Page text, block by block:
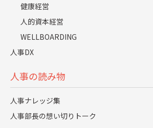
健康経営
人的資本経営
WELLBOARDING
人事DX
人事の読み物
人事ナレッジ集
人事部長の想い切りトーク
会社概要